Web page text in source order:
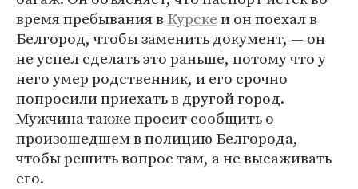
время пребывания в Курскеи он поехал в
Белгород, чтобы заменить документ, — он
не успел сделать это раньше, потому что у
него умер родственник, и его срочно
попросили приехать в другой город.
Мужчина также просит сообщить о
произошедшем в полицию Белгорода,
чтобы решить вопрос там, а не высаживать
его.